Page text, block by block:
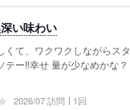
い味わい
くて、ワクワクしながらス
テー‼️幸せ 量が少なめかな
2026/07 訪問 1回